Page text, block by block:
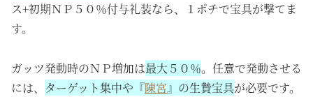
ス+初期ＮＰ５０％付与礼装なら、１ポチで宝具が撃てま
す。
ガッツ発動時のＮＰ増加は最大５０％。任意で発動させる
には、 ターゲット集中や『陳宮』の生贄宝具が必要です。